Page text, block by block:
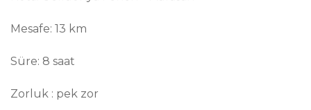
Mesafe: 13 km
Süre: 8 saat
Zorluk : pek zor